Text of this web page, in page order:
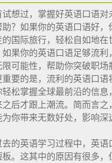
试想过，掌握好英语口语
助？如果你的英语口语好
国际旅行，轻松自如地在
如果你的英语口语足够流利
限可能性，帮助你突破职场
重要的是，流利的英语口语
轻松掌握全球最前沿的信息
之后才跟上潮流。简而言
你带来无数好处，影响深
去的英语学习过程中，英
。这其中的原因有很多，